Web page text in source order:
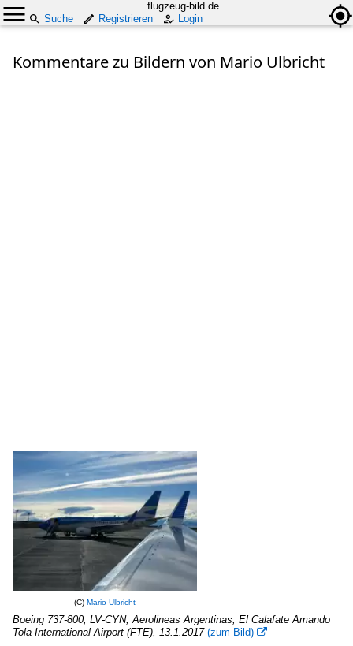
flugzeug-bild.de
Suche
Registrieren Login
Kommentare zu Bildern von Mario Ulbricht
(C) Mario Ulbricht
Boeing 737-800, LV-CYN, Aerolineas Argentinas, El Calafate Amando
Tola International Airport (FTE), 13.1.2017 (zum Bild) 